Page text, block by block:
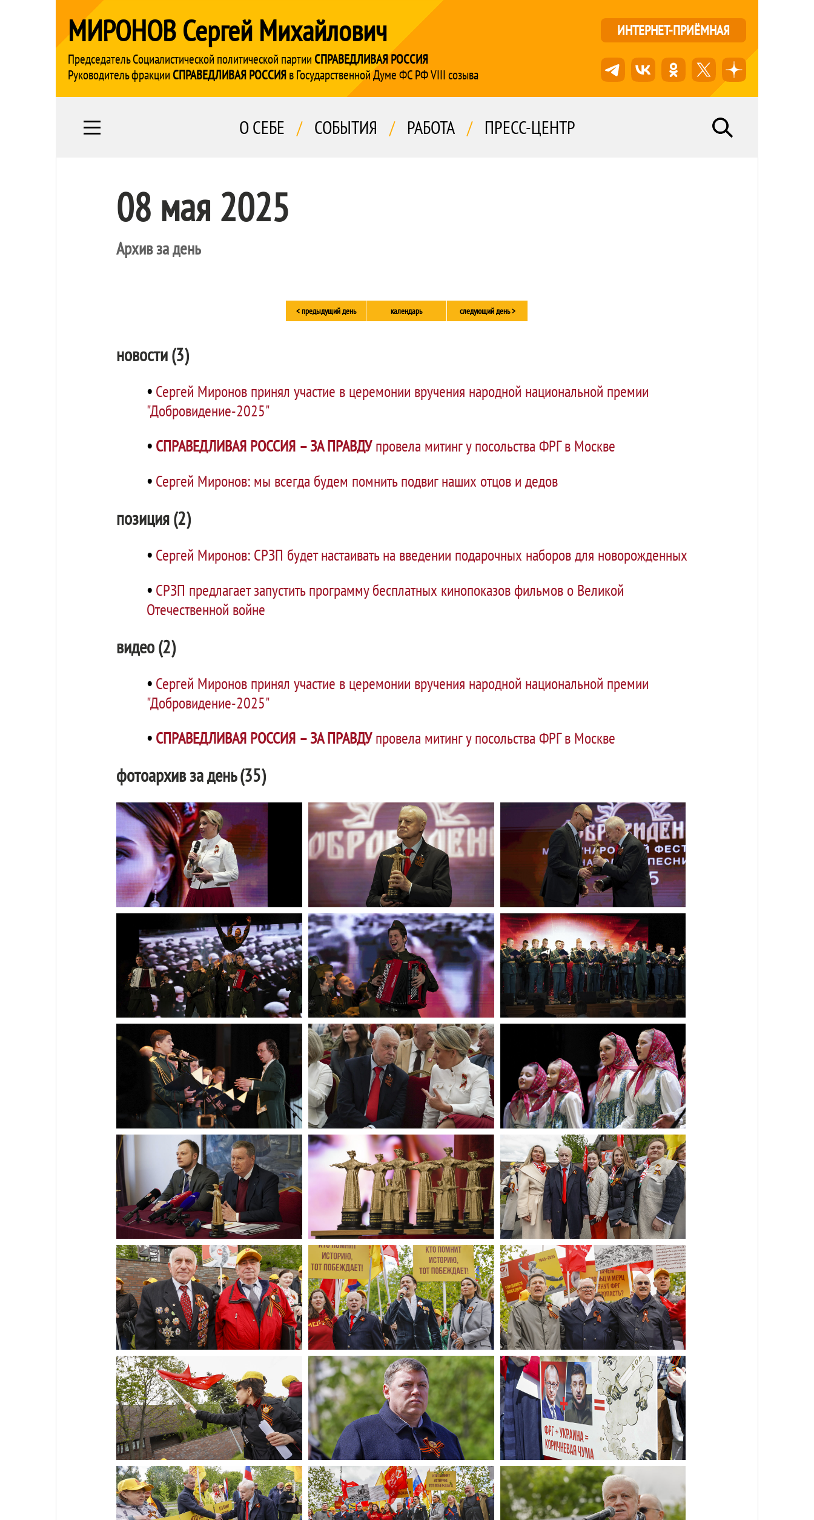
МИРОНОВ Сергей Михайлович
Председатель Социалистической политической партии СПРАВЕДЛИВАЯ РОССИЯ
Руководитель фракции СПРАВЕДЛИВАЯ РОССИЯв Государственной Думе ФС РФ VIII созыва
ИНТЕРНЕТ-ПРИЁМНАЯ
О СЕБЕ / СОБЫТИЯ / РАБОТА / ПРЕСС-ЦЕНТР
08 мая 2025
Архив за день
< предыдущий день календарь следующий день >
новости (3)
• Сергей Миронов принял участие в церемонии вручения народной национальной премии
"Добровидение-2025"
• СПРАВЕДЛИВАЯ РОССИЯ – ЗА ПРАВДУпровела митинг у посольства ФРГ в Москве
• Сергей Миронов: мы всегда будем помнить подвиг наших отцов и дедов
позиция (2)
• Сергей Миронов: СРЗП будет настаивать на введении подарочных наборов для новорожденных
• СРЗП предлагает запустить программу бесплатных кинопоказов фильмов о Великой
Отечественной войне
видео (2)
• Сергей Миронов принял участие в церемонии вручения народной национальной премии
"Добровидение-2025"
• СПРАВЕДЛИВАЯ РОССИЯ – ЗА ПРАВДУпровела митинг у посольства ФРГ в Москве
фотоархив за день (35)